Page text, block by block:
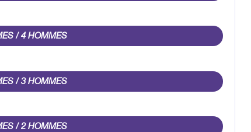
/ 4 HOMMES
/ 3 HOMMES
/ 2 HOMMES